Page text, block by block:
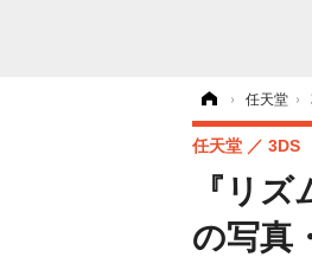
› 任天堂 ›
『リ
の写真
任天堂 3DS